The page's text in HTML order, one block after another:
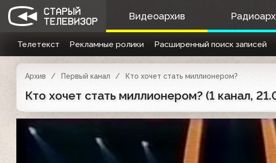
Видеоархив
Телетекст Рекламные ролики Расширенный поиск записей
Архив Первый канал Кто хочет стать миллионером?
Кто хочет стать миллионером? (1 канал,